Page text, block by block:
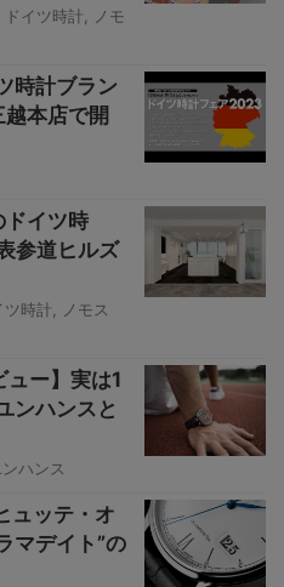
ドイツ時計
ノモ
時計ブラン
越本店で開
ドイツ時
参道ヒルズ
ツ時計
ノモス
ュー】実は1
ンハンスと
ンハンス
ュッテ・オ
マデイト”の